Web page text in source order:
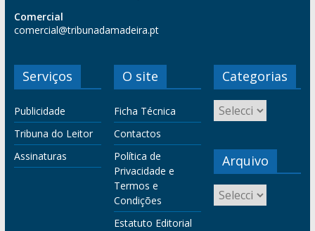
Comercial
comercial@tribunadamadeira.pt
Serviços
Publicidade
Tribuna do Leitor
Assinaturas
O site
Ficha Técnica
Contactos
Política de
Privacidade e
Termos e
Condições
Estatuto Editorial
Categorias
Arquivo